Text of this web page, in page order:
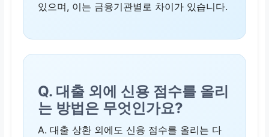
있으며, 이는 금융기관별로 차이가 있습니다.
Q. 대출 외에 신용 점수를 올리
는 방법은 무엇인가요?
A. 대출 상환 외에도 신용 점수를 올리는 다